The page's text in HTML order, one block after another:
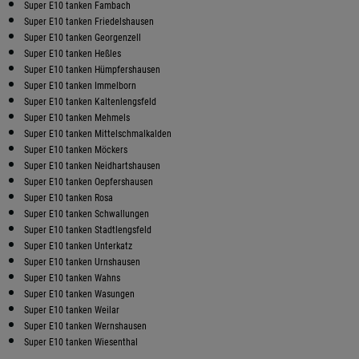
Super E10 tanken Fambach
Super E10 tanken Friedelshausen
Super E10 tanken Georgenzell
Super E10 tanken Heßles
Super E10 tanken Hümpfershausen
Super E10 tanken Immelborn
Super E10 tanken Kaltenlengsfeld
Super E10 tanken Mehmels
Super E10 tanken Mittelschmalkalden
Super E10 tanken Möckers
Super E10 tanken Neidhartshausen
Super E10 tanken Oepfershausen
Super E10 tanken Rosa
Super E10 tanken Schwallungen
Super E10 tanken Stadtlengsfeld
Super E10 tanken Unterkatz
Super E10 tanken Urnshausen
Super E10 tanken Wahns
Super E10 tanken Wasungen
Super E10 tanken Weilar
Super E10 tanken Wernshausen
Super E10 tanken Wiesenthal